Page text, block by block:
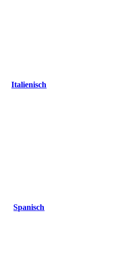
Italienisch
Spanisch